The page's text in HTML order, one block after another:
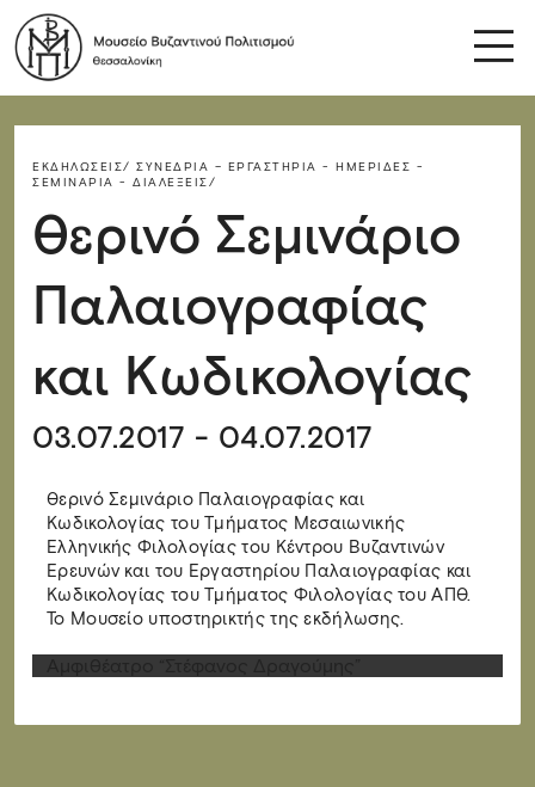
ΕΚΔΗΛΏΣΕΙΣ/ ΣΥΝΈΔΡΙΑ – ΕΡΓΑΣΤΉΡΙΑ - ΗΜΕΡΊΔΕΣ -
ΣΕΜΙΝΆΡΙΑ - ΔΙΑΛΈΞΕΙΣ/
Θερινό Σεμινάριο
Παλαιογραφίας
και Κωδικολογίας
03.07.2017 - 04.07.2017
Θερινό Σεμινάριο Παλαιογραφίας και
Κωδικολογίας του Τμήματος Μεσαιωνικής
Ελληνικής Φιλολογίας του Κέντρου Βυζαντινών
Ερευνών και του Εργαστηρίου Παλαιογραφίας και
Κωδικολογίας του Τμήματος Φιλολογίας του ΑΠΘ.
Το Μουσείο υποστηρικτής της εκδήλωσης.